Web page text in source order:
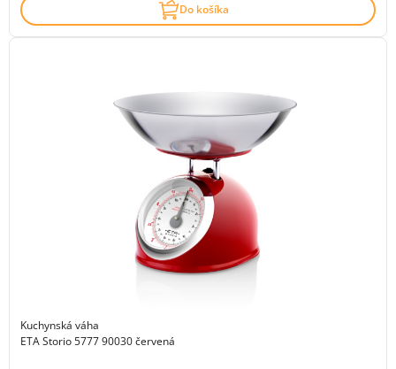
Do košíka
Kuchynská váha
ETA Storio 5777 90030 červená